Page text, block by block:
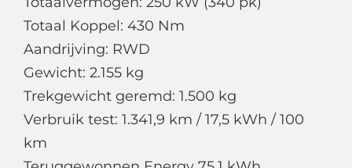
Totaal Koppel: 430 Nm
Aandrijving: RWD
Gewicht: 2.155 kg
Trekgewicht geremd: 1.500 kg
Verbruik test: 1.341,9 km / 17,5 kWh / 100
km